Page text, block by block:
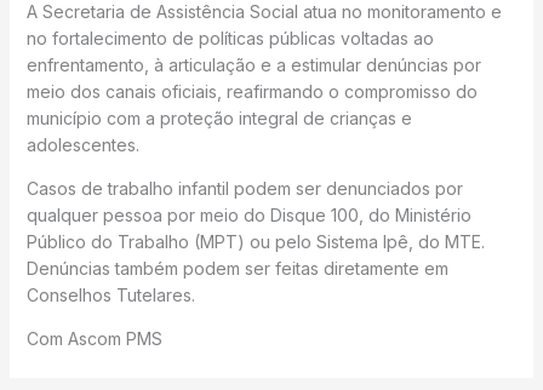
A Secretaria de Assistência Social atua no monitoramento e
no fortalecimento de políticas públicas voltadas ao
enfrentamento, à articulação e a estimular denúncias por
meio dos canais oficiais, reafirmando o compromisso do
município com a proteção integral de crianças e
adolescentes.
Casos de trabalho infantil podem ser denunciados por
qualquer pessoa por meio do Disque 100, do Ministério
Público do Trabalho (MPT) ou pelo Sistema Ipê, do MTE.
Denúncias também podem ser feitas diretamente em
Conselhos Tutelares.
Com Ascom PMS